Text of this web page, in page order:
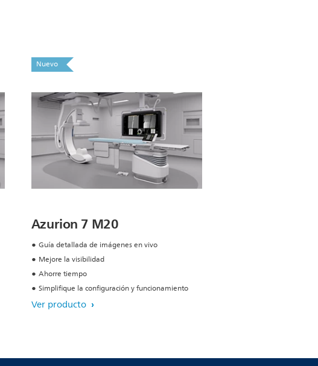
Nuevo
Azurion 7 M20
Guía detallada de imágenes en vivo
Mejore la visibilidad
Ahorre tiempo
Simplifique la configuración y funcionamiento
Ver producto